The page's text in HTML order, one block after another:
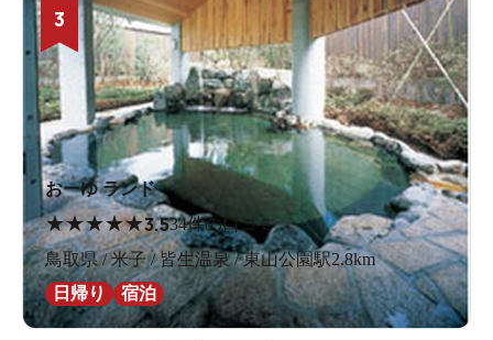
3
おーゆ ランド
★★★★★3.534件の口コミ
鳥取県 / 米子 / 皆生温泉 / 東山公園駅2.8km
日帰り
宿泊